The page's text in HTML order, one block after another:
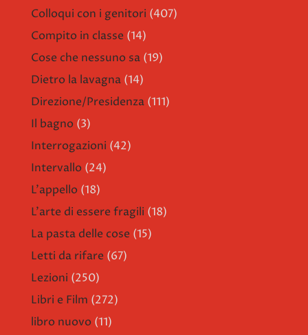
Colloqui con i genitori (407)
Compito in classe (14)
Cose che nessuno sa (19)
Dietro la lavagna (14)
Direzione/Presidenza (111)
Il bagno (3)
Interrogazioni (42)
Intervallo (24)
L'appello (18)
L'arte di essere fragili (18)
La pasta delle cose (15)
Letti da rifare (67)
Lezioni (250)
Libri e Film (272)
libro nuovo (11)